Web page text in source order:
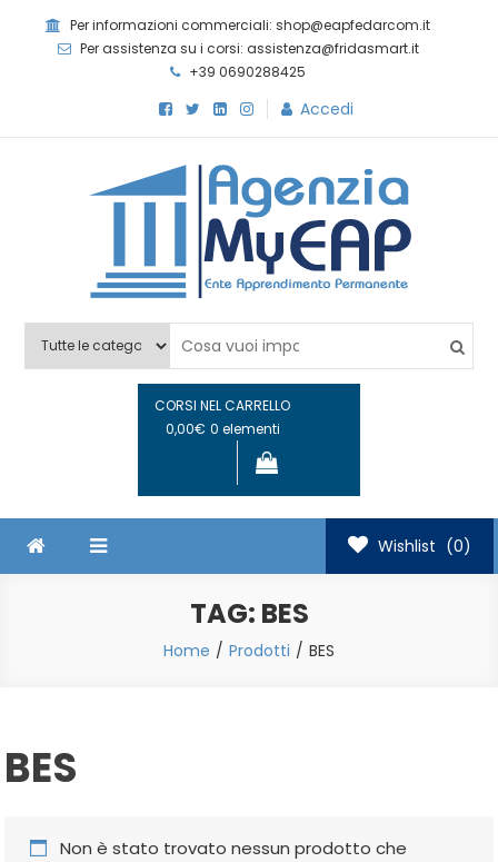
Per informazioni commerciali: shop@eapfedarcom.it
Per assistenza su i corsi: assistenza@fridasmart.it
+39 0690288425
Accedi
Agenzia MyEAP
CORSI NEL CARRELLO
0,00€ 0 elementi
Wishlist (0)
TAG: BES
Home Prodotti BES
BES
Non è stato trovato nessun prodotto che